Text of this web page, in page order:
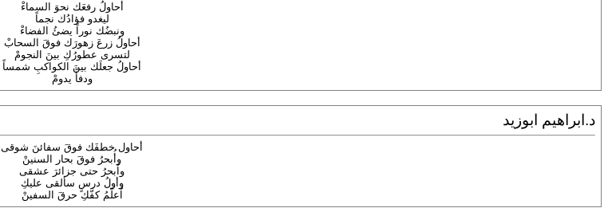
أُحاولُ رفعَك نحوَ السماءْ
ليغدو فؤادُك نجماً
ونبضُك نوراً يضئُ الفضاءْ
أحاولُ زرعَ زهورَك فوقَ السحابْ
لتسرى عطورُكِ بينَ النجومْ
أحاولُ جعلَك بينَ الكواكبِ شمساً
ودفأً يدومْ
د.ابراهيم ابوزيد
أحاول خطفَك فوقَ سفائنَ شوقى
وأُبحرُ فوقَ بحار السنينْ
واُبحرُ حتى جزائرَ عشقى
وأولُ درسٍ سألقى عليكِ
اُعلّمُ كفَّكِ حرقَ السفينْ